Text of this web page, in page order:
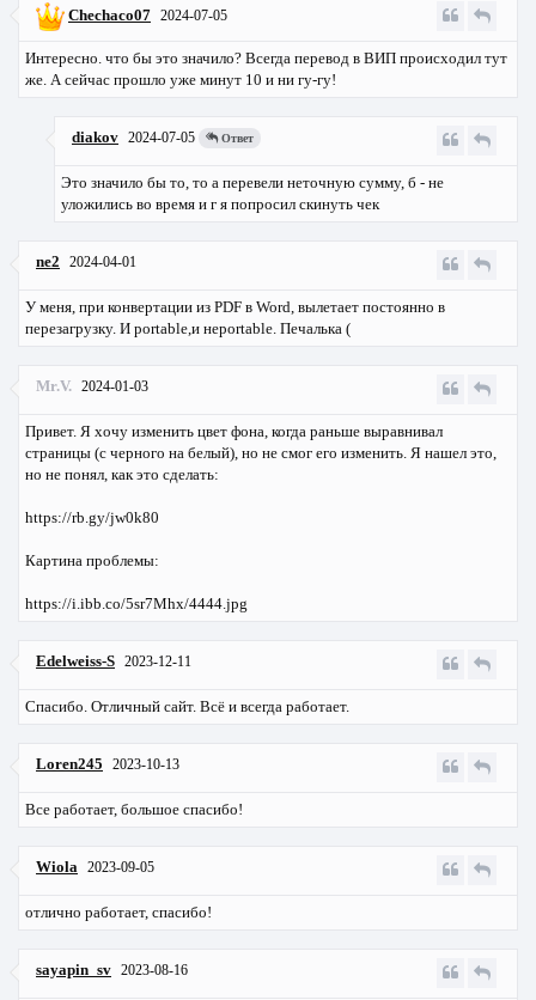
Chechaco07 2024-07-05
Интересно. что бы это значило? Всегда перевод в ВИП происходил тут
же. А сейчас прошло уже минут 10 и ни гу-гу!
diakov 2024-07-05 Ответ
Это значило бы то, то а перевели неточную сумму, б - не
уложились во время и г я попросил скинуть чек
ne2 2024-04-01
У меня, при конвертации из PDF в Word, вылетает постоянно в
перезагрузку. И portable,и неportable. Печалька (
Mr.V. 2024-01-03
Привет. Я хочу изменить цвет фона, когда раньше выравнивал
страницы (с черного на белый), но не смог его изменить. Я нашел это,
но не понял, как это сделать:
https://rb.gy/jw0k80
Картина проблемы:
https://i.ibb.co/5sr7Mhx/4444.jpg
Edelweiss-S 2023-12-11
Спасибо. Отличный сайт. Всё и всегда работает.
Loren245 2023-10-13
Все работает, большое спасибо!
Wiola 2023-09-05
отлично работает, спасибо!
sayapin_sv 2023-08-16